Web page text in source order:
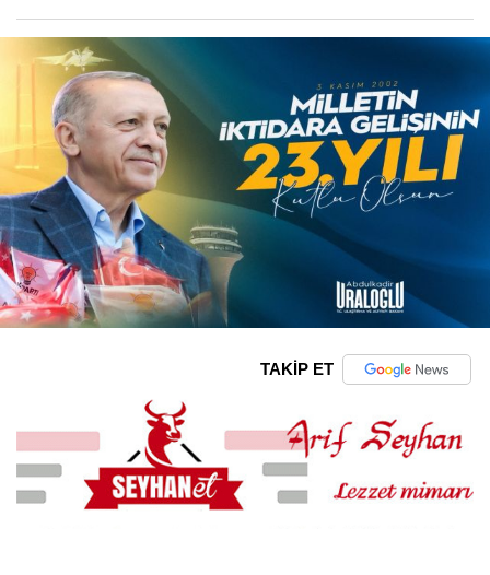
TAKİP ET